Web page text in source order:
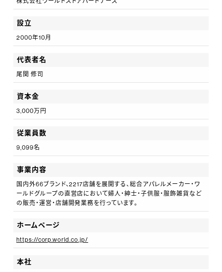
性を発揮して新たな価値を生み出せる仕事を見つけても
らいたいと思います。多様な価値観をもつ仲間たちとワン
チームになれれば、仕事は非常にエキサイティングなも
のになることでしょう。
これらの事業を支えるのは、多様な価値観と協力を重視
する人材です。ワールドグループのDNAには「多様性」と
「挑戦」が根付いており、私たちは常に新たなチャレンジ
を追い求めています。
ファッションを通じて個性を表現し、生活に彩りを加え、
お客さまに勇気を与えることが私たちの使命です。多様
な価値創造に興味があり、刺激的な職場を求める皆さん
にお会いできることを楽しみにしています。
設立
2000年10月
代表者名
尾関 修司
資本金
3,000万円
従業員数
9,099名
事業内容
国内外66ブランド、2217店舗を展開する、総合アパレルメーカー・ワ
ールドグループの直営店において婦人・紳士・子供服・服飾雑貨など
の販売・運営・店舗開発業務を行っています。
ホームページ
https://corp.world.co.jp/
本社